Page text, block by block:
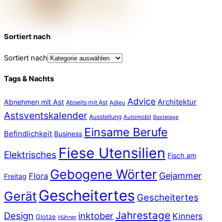
Sortiert nach
Sortiert nach
Tags & Nachts
Abnehmen mit Ast Abseits mit Ast Adieu Advice Architektur
Astsventskalender Ausstellung Automobil Bastelage
Befindlichkeit Business Einsame Berufe
Elektrisches Fiese Utensilien Fisch am
Freitag Flora Gebogene Wörter Gejammer
Gerät Gescheitertes Gescheitertes
Design Glotze Hühner inktober Jahrestage Kinners